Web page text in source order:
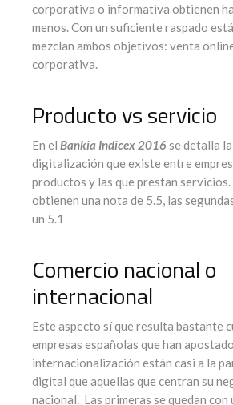
corporativa o informativa obtienen
menos. Con un suficiente raspado
mezclan ambos objetivos: venta
corporativa.
Producto vs servicio
En el Bankia Indicex 2016 se detalla
digitalización que existe entre
productos y las que prestan servicios.
obtienen una nota de 5.5, las
un 5.1
Comercio nacional o
internacional
Este aspecto sí que resulta bastante
empresas españolas que han
internacionalización están casi a la
digital que aquellas que centran su
nacional. Las primeras se quedan con